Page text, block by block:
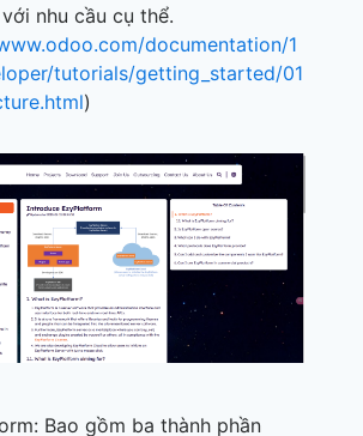
nhu cầu cụ thể.
documentation/1
tutorials/getting_started/01
)
Bao gồm ba thành phần